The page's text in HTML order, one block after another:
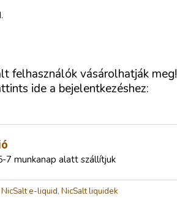
felhasználók vásárolhatják meg!
ide a bejelentkezéshez:
7 munkanap alatt szállítjuk
NicSalt e-liquid, NicSalt liquidek